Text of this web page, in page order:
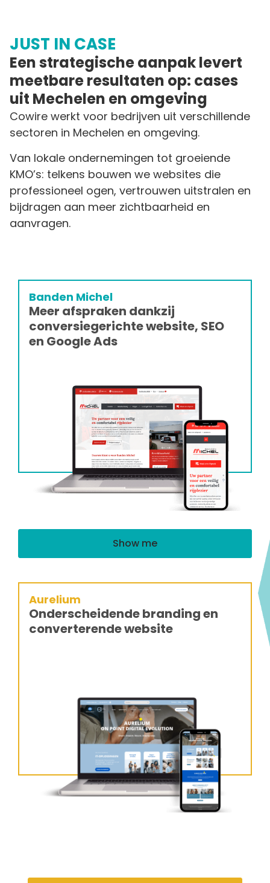
JUST IN CASE
Een strategische aanpak levert
meetbare resultaten op: cases
uit Mechelen en omgeving
Cowire werkt voor bedrijven uit verschillende
sectoren in Mechelen en omgeving.
Van lokale ondernemingen tot groeiende
KMO’s: telkens bouwen we websites die
professioneel ogen, vertrouwen uitstralen en
bijdragen aan meer zichtbaarheid en
aanvragen.
Banden Michel
Meer afspraken dankzij
conversiegerichte website, SEO
en Google Ads
Show me
Aurelium
Onderscheidende branding en
converterende website